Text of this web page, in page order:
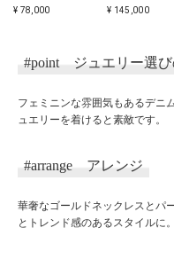
#point ジュエリー選
フェミニンな雰囲気もあるデニ
ュエリーを着けると素敵です。
#arrange アレンジ
華奢なゴールドネックレスとパ
とトレンド感のあるスタイルに。
ス
¥ 78,000
クレス
¥ 145,000